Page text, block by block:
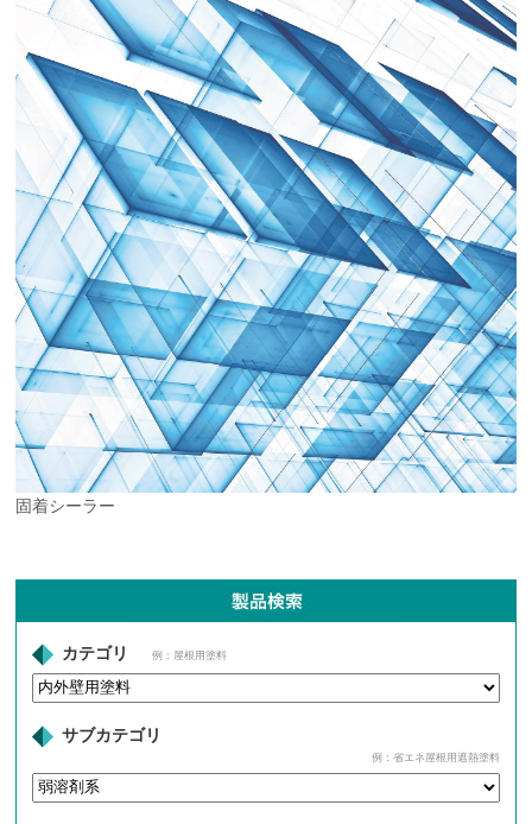
固着シーラー
カテゴリ 例：屋根用塗料
サブカテゴリ
例：省エネ屋根用遮熱塗料